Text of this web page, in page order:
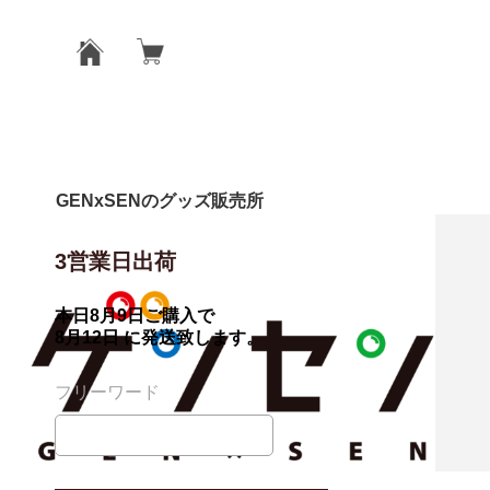
GENxSENのグッズ販売所
3営業日出荷
本日 8月9日ご購入で
8月12日に発送致します。
フリーワード